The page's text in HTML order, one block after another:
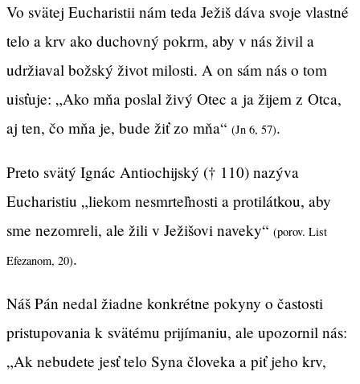
Vo svätej Eucharistii nám teda Ježiš dáva svoje vlastné
telo a krv ako duchovný pokrm, aby v nás živil a
udržiaval božský život milosti. A on sám nás o tom
uisťuje: „Ako mňa poslal živý Otec a ja žijem z Otca,
aj ten, čo mňa je, bude žiť zo mňa“ (Jn 6, 57).
Preto svätý Ignác Antiochijský († 110) nazýva
Eucharistiu „liekom nesmrteľnosti a protilátkou, aby
sme nezomreli, ale žili v Ježišovi naveky“ (porov. List
Efezanom, 20).
Náš Pán nedal žiadne konkrétne pokyny o častosti
pristupovania k svätému prijímaniu, ale upozornil nás:
„Ak nebudete jesť telo Syna človeka a piť jeho krv,